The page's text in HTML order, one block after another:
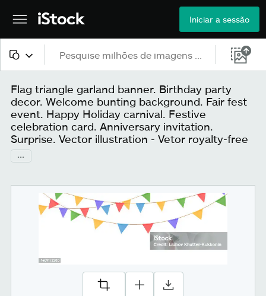
Iniciar a sessão
Todo o conteúdo
Imagens
Fotos
Vetores
Vídeos
Flag triangle garland banner. Birthday party
decor. Welcome bunting background. Fair fest
event. Happy Holiday carnival. Festive
celebration card. Anniversary invitation.
Surprise. Vector illustration - Vetor royalty-free
...